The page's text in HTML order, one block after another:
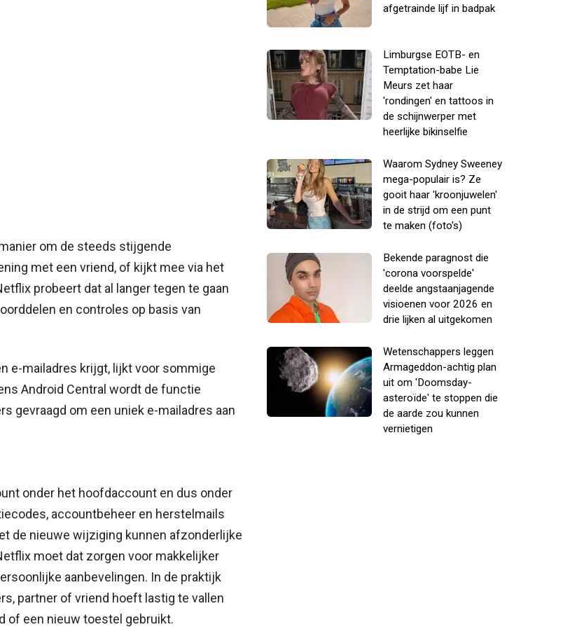
om de steeds stijgende
met een vriend, of kijkt mee via het
probeert dat al langer tegen te gaan
en controles op basis van
e-mailadres krijgt, lijkt voor sommige
Android Central wordt de functie
gevraagd om een uniek e-mailadres aan
onder het hoofdaccount en dus onder
accountbeheer en herstelmails
de nieuwe wijziging kunnen afzonderlijke
moet dat zorgen voor makkelijker
aanbevelingen. In de praktijk
partner of vriend hoeft lastig te vallen
of een nieuw toestel gebruikt.
afgetrainde lijf in badpak
Limburgse EOTB- en
Temptation-babe Lie
Meurs zet haar
'rondingen' en tattoos in
de schijnwerper met
heerlijke bikinselfie
Waarom Sydney Sweeney
mega-populair is? Ze
gooit haar 'kroonjuwelen'
in de strijd om een punt
te maken (foto's)
Bekende paragnost die
'corona voorspelde'
deelde angstaanjagende
visioenen voor 2026 en
drie lijken al uitgekomen
Wetenschappers leggen
Armageddon-achtig plan
uit om 'Doomsday-
asteroïde' te stoppen die
de aarde zou kunnen
vernietigen